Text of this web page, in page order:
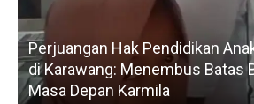
Perjuangan Hak Pendidikan
di Karawang: Menembus Batas
Masa Depan Karmila